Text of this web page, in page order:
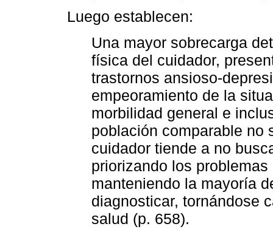
Luego establecen:
Una mayor sobrecarga
física del cuidador,
trastornos ansioso-
empeoramiento de la
morbilidad general e
población comparable no
cuidador tiende a no
priorizando los
manteniendo la mayoría
diagnosticar, tornándose
salud (p. 658).